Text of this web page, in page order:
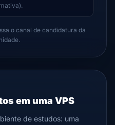
o canal de candidatura da
em uma VPS
de estudos: uma